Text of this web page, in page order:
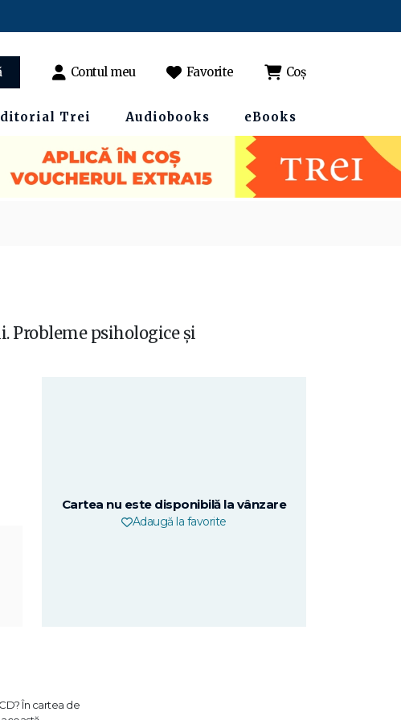
Contul meu Favorite Coș
Trei Audiobooks eBooks
Probleme psihologice și
Cartea nu este disponibilă la vânzare
Adaugă la favorite
În cartea de